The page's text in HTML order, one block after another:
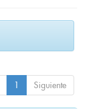
1 Siguiente